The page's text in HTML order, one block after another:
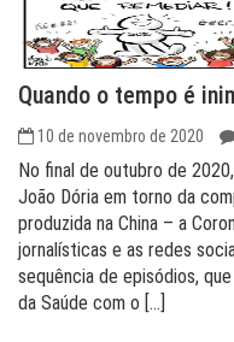
Quando o tempo é
10 de novembro de 2020
No final de outubro de
João Dória em torno da
produzida na China – a
jornalísticas e as redes
sequência de episódios,
da Saúde com o […]